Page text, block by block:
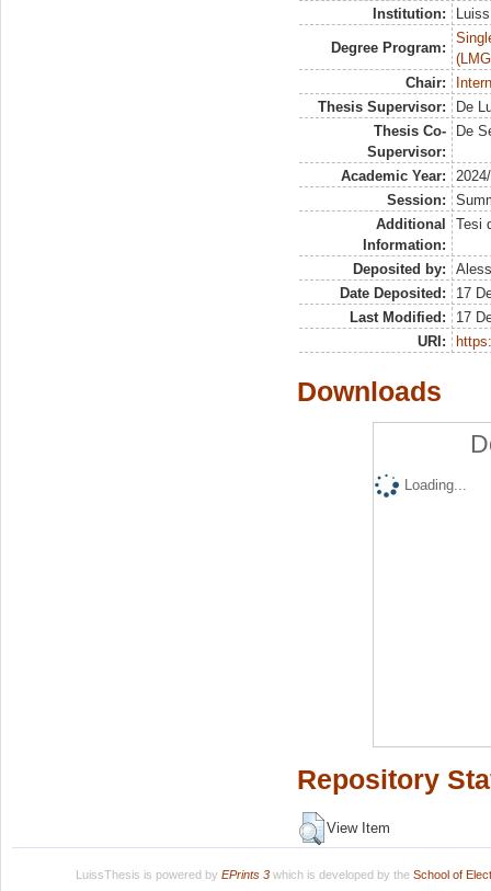
Institution:
Degree Program:
Chair:
Thesis Supervisor:
De
Thesis Co-
Supervisor:
De
Academic Year:
Session:
Additional
Information:
Tesi
Deposited by:
Date Deposited:
17
Last Modified:
17
URI:
Downloads
Loading...
Repository
View Item
LuissThesis is powered by EPrints 3which is developed by the School of